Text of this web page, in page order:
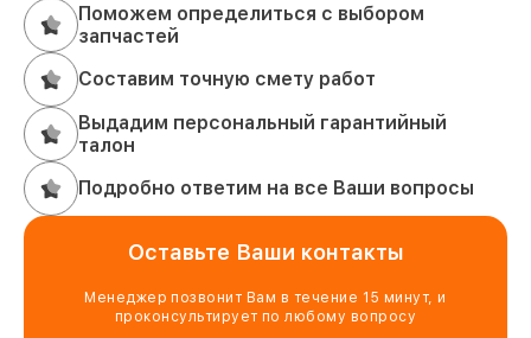
Поможем определиться с выбором
запчастей
Составим точную смету работ
Выдадим персональный гарантийный
талон
Подробно ответим на все Ваши вопросы
Оставьте Ваши контакты
Менеджер позвонит Вам в течение 15 минут, и
проконсультирует по любому вопросу